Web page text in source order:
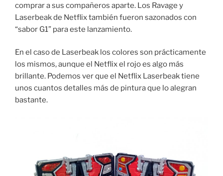
comprar a sus compañeros aparte. Los Ravage y
Laserbeak de Netflix también fueron sazonados con
“sabor G1” para este lanzamiento.
En el caso de Laserbeak los colores son prácticamente
los mismos, aunque el Netflix el rojo es algo más
brillante. Podemos ver que el Netflix Laserbeak tiene
unos cuantos detalles más de pintura que lo alegran
bastante.